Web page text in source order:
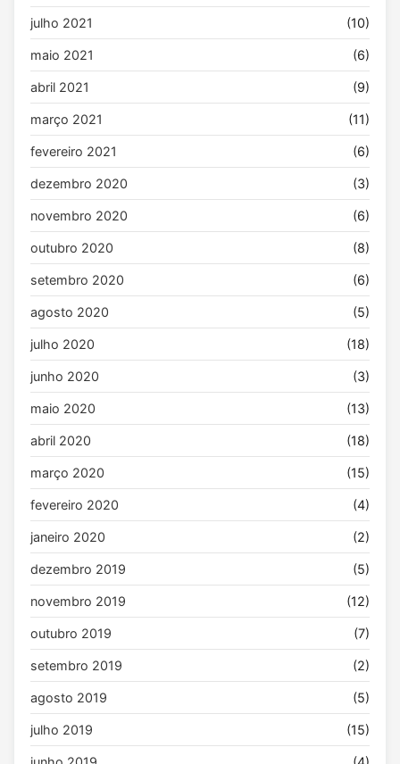
julho 2021 (10)
maio 2021 (6)
abril 2021 (9)
março 2021 (11)
fevereiro 2021 (6)
dezembro 2020 (3)
novembro 2020 (6)
outubro 2020 (8)
setembro 2020 (6)
agosto 2020 (5)
julho 2020 (18)
junho 2020 (3)
maio 2020 (13)
abril 2020 (18)
março 2020 (15)
fevereiro 2020 (4)
janeiro 2020 (2)
dezembro 2019 (5)
novembro 2019 (12)
outubro 2019 (7)
setembro 2019 (2)
agosto 2019 (5)
julho 2019 (15)